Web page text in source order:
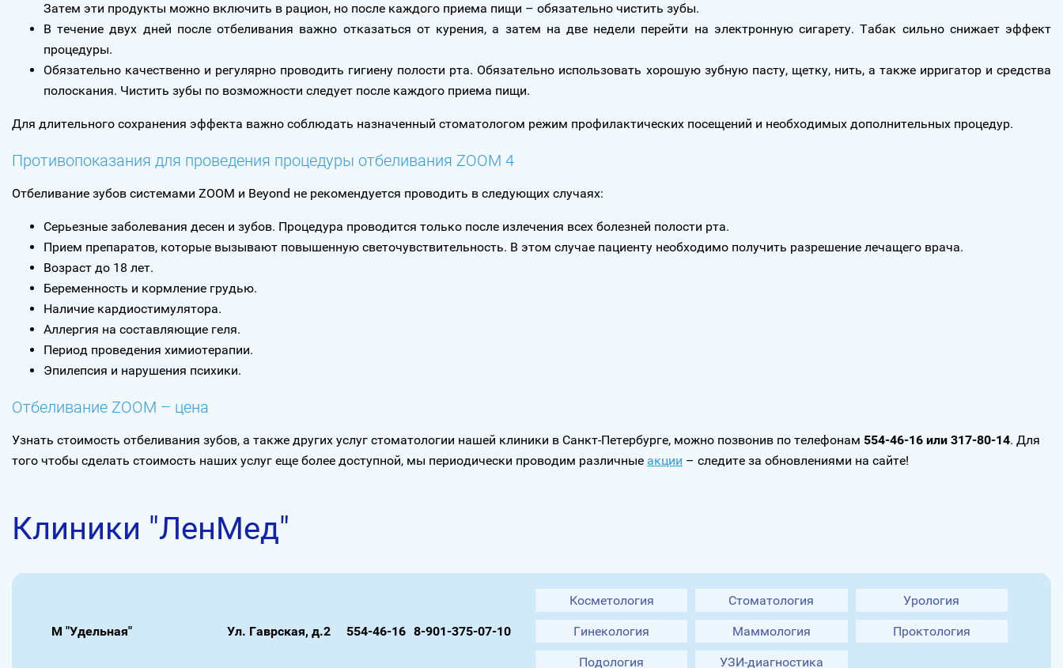
Затем эти продукты можно включить в рацион, но после каждого приема пищи – обязательно чистить зубы.
В течение двух дней после отбеливания важно отказаться от курения, а затем на две недели перейти на электронную сигарету. Табак сильно снижает эффект
процедуры.
Обязательно качественно и регулярно проводить гигиену полости рта. Обязательно использовать хорошую зубную пасту, щетку, нить, а также ирригатор и средства
полоскания. Чистить зубы по возможности следует после каждого приема пищи.
Для длительного сохранения эффекта важно соблюдать назначенный стоматологом режим профилактических посещений и необходимых дополнительных процедур.
Противопоказания для проведения процедуры отбеливания ZOOM 4
Отбеливание зубов системами ZOOM и Beyond не рекомендуется проводить в следующих случаях:
Серьезные заболевания десен и зубов. Процедура проводится только после излечения всех болезней полости рта.
Прием препаратов, которые вызывают повышенную светочувствительность. В этом случае пациенту необходимо получить разрешение лечащего врача.
Возраст до 18 лет.
Беременность и кормление грудью.
Наличие кардиостимулятора.
Аллергия на составляющие геля.
Период проведения химиотерапии.
Эпилепсия и нарушения психики.
Отбеливание ZOOM – цена
Узнать стоимость отбеливания зубов, а также других услуг стоматологии нашей клиники в Санкт-Петербурге, можно позвонив по телефонам 554-46-16 или 317-80-14. Для
того чтобы сделать стоимость наших услуг еще более доступной, мы периодически проводим различные акции – следите за обновлениями на сайте!
Клиники "ЛенМед"
М "Удельная" Ул. Гаврская, д.2 554-46-16 8-901-375-07-10
Косметология Стоматология Урология
Гинекология Маммология Проктология
Подология УЗИ-диагностика